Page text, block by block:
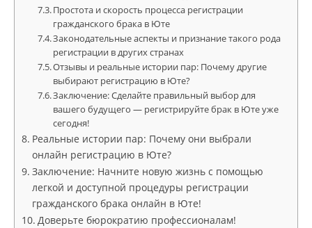
Простота и скорость процесса регистрации
гражданского брака в Юте
Законодательные аспекты и признание такого рода
регистрации в других странах
Отзывы и реальные истории пар: Почему другие
выбирают регистрацию в Юте?
Заключение: Сделайте правильный выбор для
вашего будущего — регистрируйте брак в Юте уже
сегодня!
Реальные истории пар: Почему они выбрали
онлайн регистрацию в Юте?
Заключение: Начните новую жизнь с помощью
легкой и доступной процедуры регистрации
гражданского брака онлайн в Юте!
Доверьте бюрократию профессионалам!